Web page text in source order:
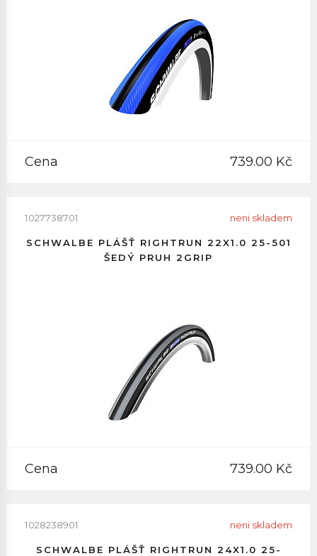
Cena 739.00 Kč
1027738701 neni skladem
SCHWALBE PLÁŠŤ RIGHTRUN 22X1.0 25-501
ŠEDÝ PRUH 2GRIP
Cena 739.00 Kč
1028238901 neni skladem
SCHWALBE PLÁŠŤ RIGHTRUN 24X1.0 25-